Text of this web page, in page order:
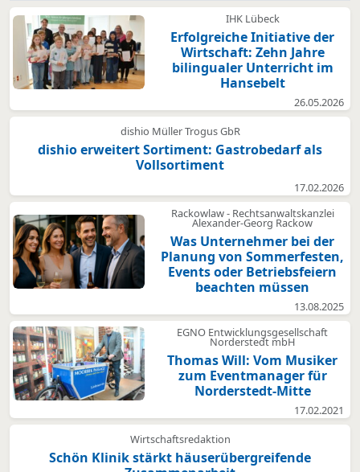
IHK Lübeck
Erfolgreiche Initiative der
Wirtschaft: Zehn Jahre
bilingualer Unterricht im
Hansebelt
26.05.2026
dishio Müller Trogus GbR
dishio erweitert Sortiment: Gastrobedarf als
Vollsortiment
17.02.2026
Rackowlaw - Rechtsanwaltskanzlei
Alexander-Georg Rackow
Was Unternehmer bei der
Planung von Sommerfesten,
Events oder Betriebsfeiern
beachten müssen
13.08.2025
EGNO Entwicklungsgesellschaft
Norderstedt mbH
Thomas Will: Vom Musiker
zum Eventmanager für
Norderstedt-Mitte
17.02.2021
Wirtschaftsredaktion
Schön Klinik stärkt häuserübergreifende